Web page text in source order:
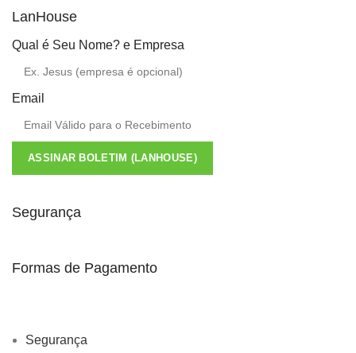
LanHouse
Qual é Seu Nome? e Empresa
Email
ASSINAR BOLETIM (LANHOUSE)
Segurança
Formas de Pagamento
Segurança